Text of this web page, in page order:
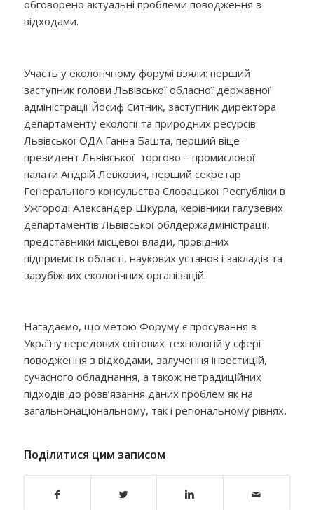
обговорено актуальні проблеми поводження з
відходами.
Участь у екологічному форумі взяли: перший
заступник голови Львівської обласної державної
адміністрації Йосиф Ситник, заступник директора
департаменту екології та природних ресурсів
Львівської ОДА Ганна Башта, перший віце-
президент Львівської торгово – промислової
палати Андрій Левкович, перший секретар
Генерального консульства Словацької Республіки в
Ужгороді Александер Шкурла, керівники галузевих
департаментів Львівської облдержадміністрації,
представники місцевої влади, провідних
підприємств області, наукових установ і закладів та
зарубіжних екологічних організацій.
Нагадаємо, що метою Форуму є просування в
Україну передових світових технологій у сфері
поводження з відходами, залучення інвестицій,
сучасного обладнання, а також нетрадиційних
підходів до розв’язання даних проблем як на
загальнонаціональному, так і регіональному рівнях.
Поділитися цим записом